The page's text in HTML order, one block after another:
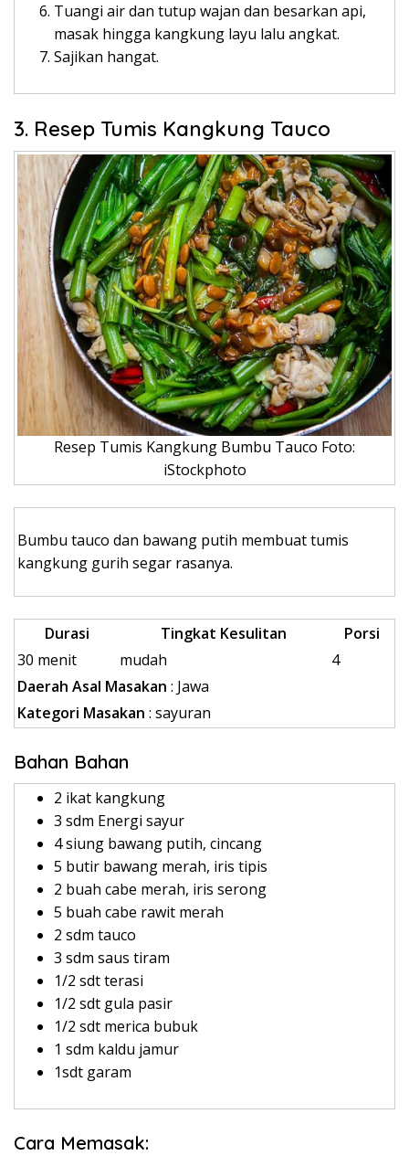
Tuangi air dan tutup wajan dan besarkan api,
masak hingga kangkung layu lalu angkat.
Sajikan hangat.
3. Resep Tumis Kangkung Tauco
Resep Tumis Kangkung Bumbu Tauco Foto:
iStockphoto
Bumbu tauco dan bawang putih membuat tumis
kangkung gurih segar rasanya.
Durasi Tingkat Kesulitan
Porsi
30 menit
mudah
4
Daerah Asal Masakan : Jawa
Kategori Masakan : sayuran
Bahan Bahan
2 ikat kangkung
3 sdm Energi sayur
4 siung bawang putih, cincang
5 butir bawang merah, iris tipis
2 buah cabe merah, iris serong
5 buah cabe rawit merah
2 sdm tauco
3 sdm saus tiram
1/2 sdt terasi
1/2 sdt gula pasir
1/2 sdt merica bubuk
1 sdm kaldu jamur
1sdt garam
Cara Memasak: